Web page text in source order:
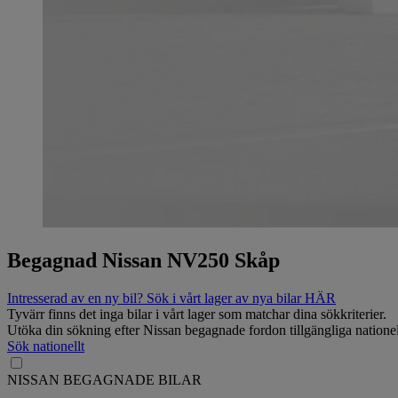
Begagnad Nissan NV250 Skåp
Intresserad av en ny bil? Sök i vårt lager av nya bilar HÄR
Tyvärr finns det inga bilar i vårt lager som matchar dina sökkriterier.
Utöka din sökning efter Nissan begagnade fordon tillgängliga
Sök nationellt
NISSAN BEGAGNADE BILAR